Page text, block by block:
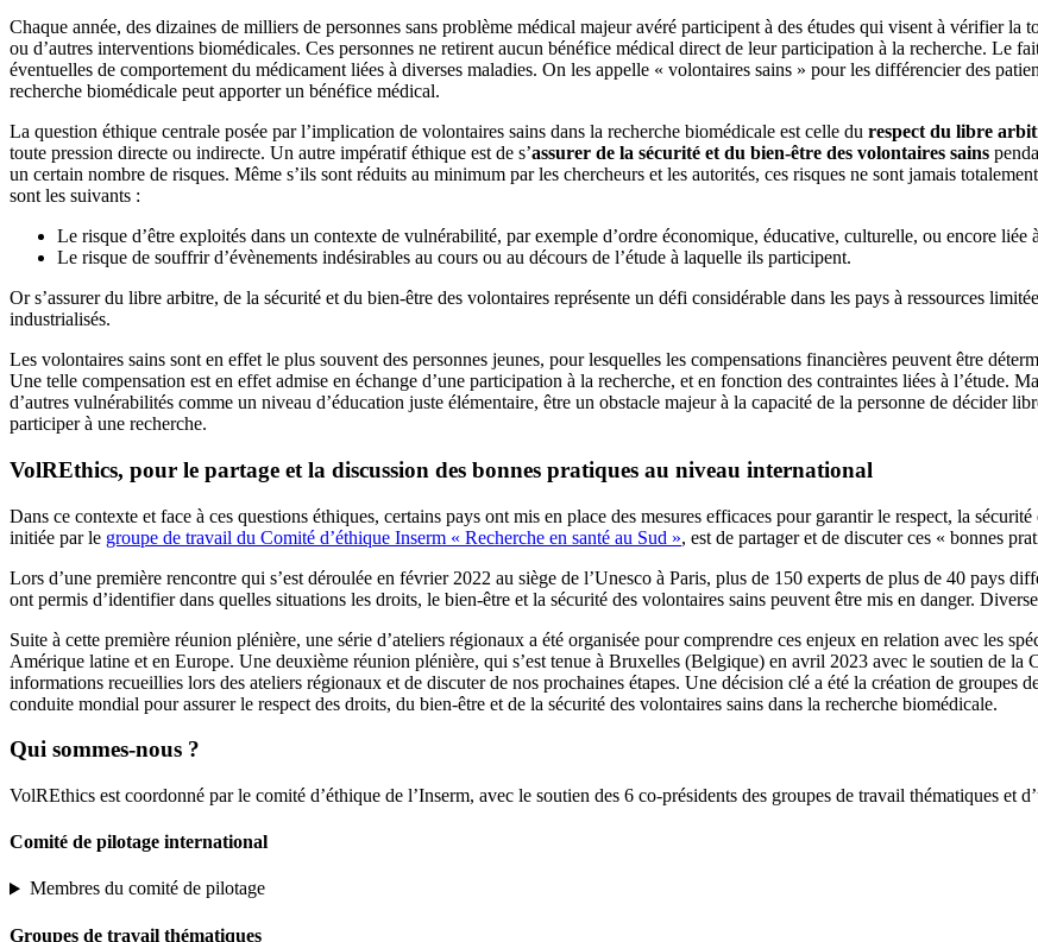
Chaque année, des dizaines de milliers de personnes sans problème médical majeur avéré participent à des études qui visent à vérifier la
ou d’autres interventions biomédicales. Ces personnes ne retirent aucun bénéfice médical direct de leur participation à la recherche. Le
éventuelles de comportement du médicament liées à diverses maladies. On les appelle « volontaires sains » pour les différencier des
recherche biomédicale peut apporter un bénéfice médical.
La question éthique centrale posée par l’implication de volontaires sains dans la recherche biomédicale est celle du respect du libre
toute pression directe ou indirecte. Un autre impératif éthique est de s’assurer de la sécurité et du bien-être des volontaires sains
un certain nombre de risques. Même s’ils sont réduits au minimum par les chercheurs et les autorités, ces risques ne sont jamais
sont les suivants :
Le risque d’être exploités dans un contexte de vulnérabilité, par exemple d’ordre économique, éducative, culturelle, ou encore liée
Le risque de souffrir d’évènements indésirables au cours ou au décours de l’étude à laquelle ils participent.
Or s’assurer du libre arbitre, de la sécurité et du bien-être des volontaires représente un défi considérable dans les pays à ressources
industrialisés.
Les volontaires sains sont en effet le plus souvent des personnes jeunes, pour lesquelles les compensations financières peuvent être
Une telle compensation est en effet admise en échange d’une participation à la recherche, et en fonction des contraintes liées à l’étude.
d’autres vulnérabilités comme un niveau d’éducation juste élémentaire, être un obstacle majeur à la capacité de la personne de décider
participer à une recherche.
VolREthics, pour le partage et la discussion des bonnes pratiques au niveau international
Dans ce contexte et face à ces questions éthiques, certains pays ont mis en place des mesures efficaces pour garantir le respect, la
initiée par le groupe de travail du Comité d’éthique Inserm « Recherche en santé au Sud », est de partager et de discuter ces « bonnes
Lors d’une première rencontre qui s’est déroulée en février 2022 au siège de l’Unesco à Paris, plus de 150 experts de plus de 40 pays
ont permis d’identifier dans quelles situations les droits, le bien-être et la sécurité des volontaires sains peuvent être mis en danger.
Suite à cette première réunion plénière, une série d’ateliers régionaux a été organisée pour comprendre ces enjeux en relation avec les
Amérique latine et en Europe. Une deuxième réunion plénière, qui s’est tenue à Bruxelles (Belgique) en avril 2023 avec le soutien de la
informations recueillies lors des ateliers régionaux et de discuter de nos prochaines étapes. Une décision clé a été la création de groupes
conduite mondial pour assurer le respect des droits, du bien-être et de la sécurité des volontaires sains dans la recherche biomédicale.
Qui sommes-nous ?
VolREthics est coordonné par le comité d’éthique de l’Inserm, avec le soutien des 6 co-présidents des groupes de travail thématiques et
Comité de pilotage international
Membres du comité de pilotage
Groupes de travail thématiques